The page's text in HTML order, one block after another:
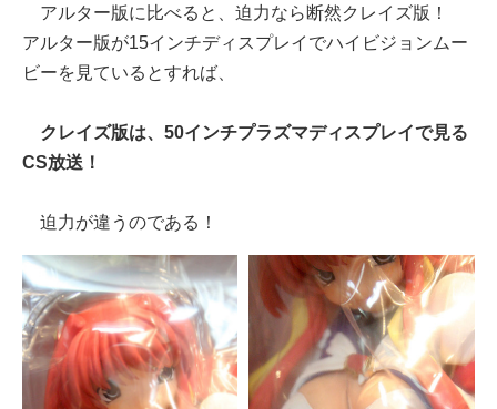
アルター版に比べると、迫力なら断然クレイズ版！
アルター版が15インチディスプレイでハイビジョンムー
ビーを見ているとすれば、
クレイズ版は、50インチプラズマディスプレイで見る
CS放送！
迫力が違うのである！